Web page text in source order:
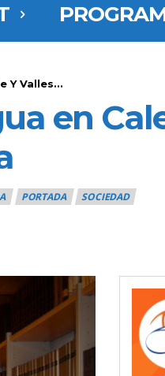
Y Valles...
en
PORTADA SOCIEDAD